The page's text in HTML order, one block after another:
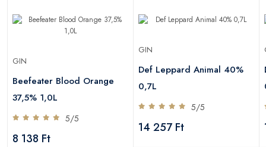
GIN
Beefeater Blood Orange
37,5% 1,0L
5/5
8 138 Ft
GIN
Def Leppard Animal 40%
0,7L
5/5
14 257 Ft